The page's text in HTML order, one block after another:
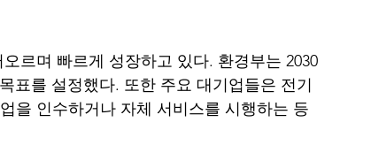
르며 빠르게 성장하고 있다. 환경부는 2030
표를 설정했다. 또한 주요 대기업들은 전기
을 인수하거나 자체 서비스를 시행하는 등